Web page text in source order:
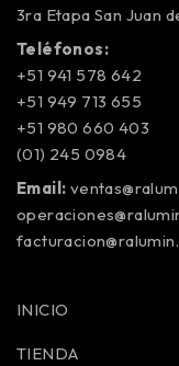
3ra Etapa San Juan
Teléfonos:
+51 941 578 642
+51 949 713 655
+51 980 660 403
(01) 245 0984
Email:
INICIO
TIENDA